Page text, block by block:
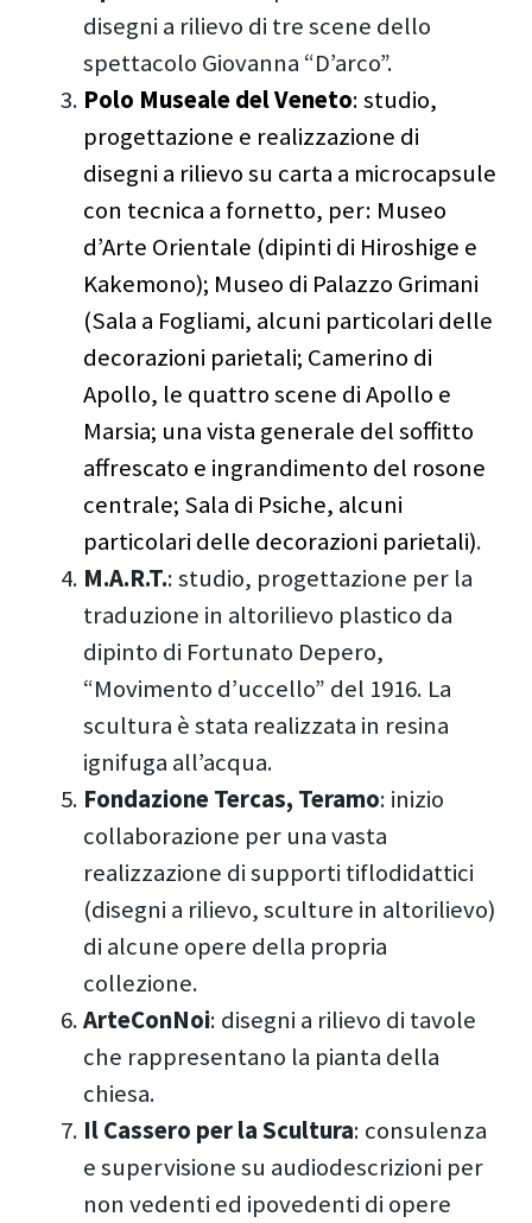
disegni a rilievo di tre scene dello
spettacolo Giovanna “D’arco”.
Polo Museale del Veneto: studio,
progettazione e realizzazione di
disegni a rilievo su carta a microcapsule
con tecnica a fornetto, per: Museo
d’Arte Orientale (dipinti di Hiroshige e
Kakemono); Museo di Palazzo Grimani
(Sala a Fogliami, alcuni particolari delle
decorazioni parietali; Camerino di
Apollo, le quattro scene di Apollo e
Marsia; una vista generale del soffitto
affrescato e ingrandimento del rosone
centrale; Sala di Psiche, alcuni
particolari delle decorazioni parietali).
M.A.R.T.: studio, progettazione per la
traduzione in altorilievo plastico da
dipinto di Fortunato Depero,
“Movimento d’uccello” del 1916. La
scultura è stata realizzata in resina
ignifuga all’acqua.
Fondazione Tercas, Teramo: inizio
collaborazione per una vasta
realizzazione di supporti tiflodidattici
(disegni a rilievo, sculture in altorilievo)
di alcune opere della propria
collezione.
ArteConNoi: disegni a rilievo di tavole
che rappresentano la pianta della
chiesa.
Il Cassero per la Scultura: consulenza
e supervisione su audiodescrizioni per
non vedenti ed ipovedenti di opere